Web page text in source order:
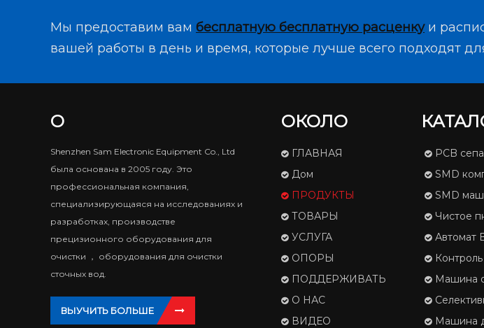
Мы предоставим вам бесплатную бесплатную расценкуи
вашей работы в день и время, которые лучше всего подходят
О
Shenzhen Sam Electronic Equipment Co., Ltd
была основана в 2005 году. Это
профессиональная компания,
специализирующаяся на исследованиях и
разработках, производстве
прецизионного оборудования для
очистки ， оборудования для очистки
сточных вод.
ВЫУЧИТЬ БОЛЬШЕ
ОКОЛО
ГЛАВНАЯ
Дом
ПРОДУКТЫ
ТОВАРЫ
УСЛУГА
ОПОРЫ
ПОДДЕРЖИВАТЬ
О НАС
ВИДЕО
PCB
SMD
SMD
Чистое
Автомат
Контроль
Машина
Машина для